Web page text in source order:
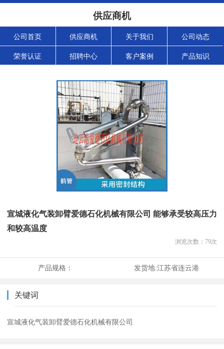
供应商机
公司首页 供应商机 关于我们 公司动态
荣誉认证 招聘中心 客户案例 产品知识
宣城液化气装卸臂爱德石化机械有限公司 能够承受较高压力
和较高温度
浏览次数： 79次
产品规格： 发货地:江苏省连云港
关键词
宣城液化气装卸臂爱德石化机械有限公司